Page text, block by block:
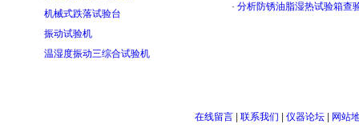
机械式跌落试验台
振动试验机
温湿度振动三综合试验机
· 分析防锈油脂湿热试验箱查
在线留言| 联系我们 仪器论坛| 网站